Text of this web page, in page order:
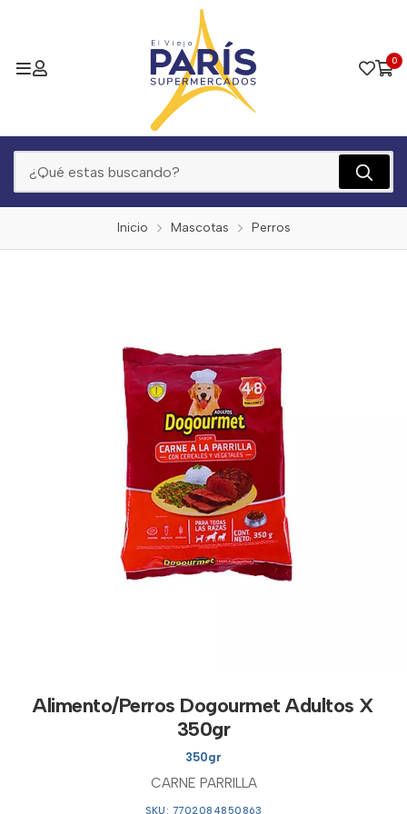
0
Inicio Mascotas Perros
Alimento/Perros Dogourmet Adultos X
350gr
350gr
CARNE PARRILLA
SKU: 7702084850863